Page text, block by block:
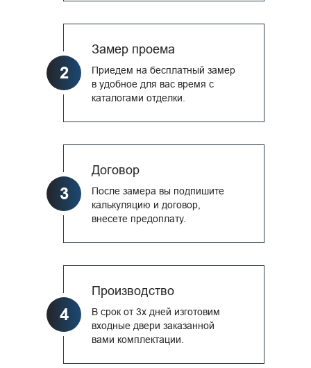
2
Замер проема
Приедем на бесплатный замер
в удобное для вас время с
каталогами отделки.
3
Договор
После замера вы подпишите
калькуляцию и договор,
внесете предоплату.
4
Производство
В срок от 3х дней изготовим
входные двери заказанной
вами комплектации.